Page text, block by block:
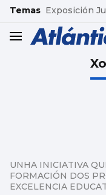
common.go-to-
Temas Exposición
header.menu.open
UNHA INICIATIVA
FORMACIÓN DOS
EXCELENCIA